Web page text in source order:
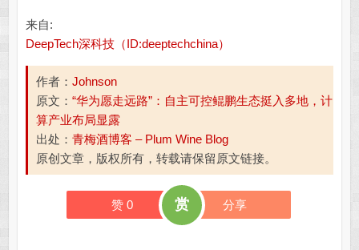
来自:
DeepTech深科技（ID:deeptechchina）
作者： Johnson
原文： “华为愿走远路”：自主可控鲲鹏生态挺入多地，计
算产业布局显露
出处： 青梅酒博客 – Plum Wine Blog
原创文章，版权所有，转载请保留原文链接。
赞 0 赏 分享